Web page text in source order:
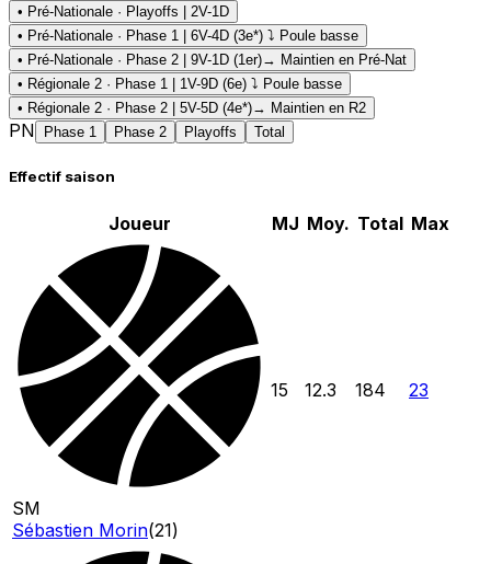
• Pré-Nationale · Playoffs | 2V-1D
• Pré-Nationale · Phase 1 | 6V-4D (3e*) ⤵ Poule basse
• Pré-Nationale · Phase 2 | 9V-1D (1er)→ Maintien en Pré-Nat
• Régionale 2 · Phase 1 | 1V-9D (6e) ⤵ Poule basse
• Régionale 2 · Phase 2 | 5V-5D (4e*)→ Maintien en R2
PN Phase 1 Phase 2 Playoffs Total
Effectif saison
Joueur MJ Moy. Total Max
SM
Sébastien Morin(21)
15 12.3 184 23